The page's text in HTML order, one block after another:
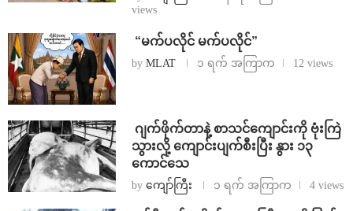
views
⁨ ⁨“မက်ပလိုင် မက်ပလိုင်”
by MLAT ၁ ရက် အကြာက 12 views
⁨⁩ ⁨ဂျက်ဖိုက်တာနဲ့ စာသင်ကျောင်းကို ဗုံးကြဲ
သွားလို့ ကျောင်းပျက်စီးပြီး နွား ၁၃
ကောင်သေ
by ကျော်ကြီး ၁ ရက် အကြာက 4 views